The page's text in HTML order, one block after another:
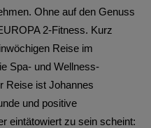
Ohne auf den Genuss
2-Fitness. Kurz
Reise im
Spa- und Wellness-
Reise ist Johannes
und positive
eintätowiert zu sein scheint: